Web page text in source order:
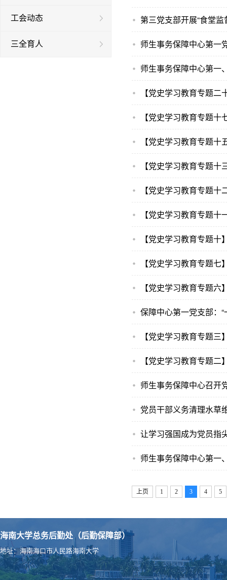
工会动态
三全育人
第三党支部开展“食堂
师生事务保障中心第一
师生事务保障中心第一
【党史学习教育专题
【党史学习教育专题
【党史学习教育专题
【党史学习教育专题
【党史学习教育专题
【党史学习教育专题
保障中心第一党支部：
【党史学习教育专题
【党史学习教育专题
师生事务保障中心召开
党员干部义务清理水草
让学习强国成为党员指
师生事务保障中心第一
上页 1 2 3 4 5
海南大学总务后勤处（后勤保障部）
地址：海南海口市人民路海南大学